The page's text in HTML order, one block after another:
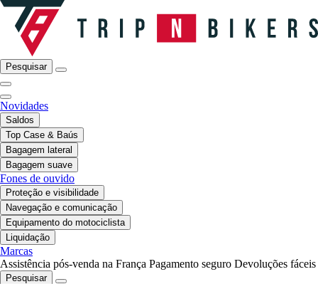
Pesquisar
Novidades
Saldos
Top Case & Baús
Bagagem lateral
Bagagem suave
Fones de ouvido
Proteção e visibilidade
Navegação e comunicação
Equipamento do motociclista
Liquidação
Marcas
Assistência pós-venda na França Pagamento seguro Devoluções fáceis
Pesquisar